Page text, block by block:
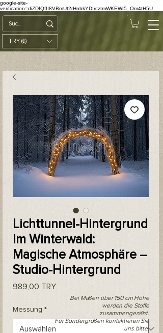
google-site-
verification=diZDfQffI8VBmUt2rHnbkYDIrcztmWKEWt5_Om4tH5U
TRY (₺)
Lichttunnel-Hintergrund
im Winterwald:
Magische Atmosphäre –
Studio-Hintergrund
989,00 TRYPreis
Messung *
Bei Maßen über 150 cm Höhe
werden die Stoffe
zusammengenäht.
Für Sondergrößen kontaktieren Sie
uns bitte.